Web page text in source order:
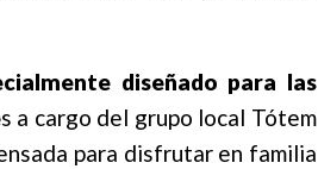
diseñado para las
s a cargo del grupo local Tótem
para disfrutar en familia